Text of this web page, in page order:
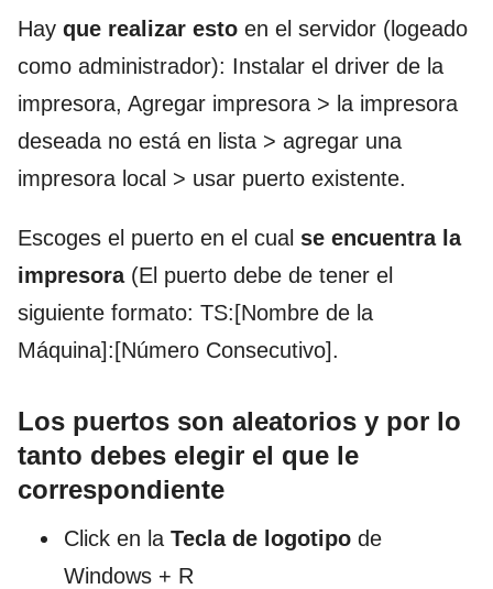
Hay que realizar esto en el servidor (logeado
como administrador): Instalar el driver de la
impresora, Agregar impresora > la impresora
deseada no está en lista > agregar una
impresora local > usar puerto existente.
Escoges el puerto en el cual se encuentra la
impresora(El puerto debe de tener el
siguiente formato: TS:[Nombre de la
Máquina]:[Número Consecutivo].
Los puertos son aleatorios y por lo
tanto debes elegir el que le
correspondiente
Click en la Tecla de logotipo de
Windows + R